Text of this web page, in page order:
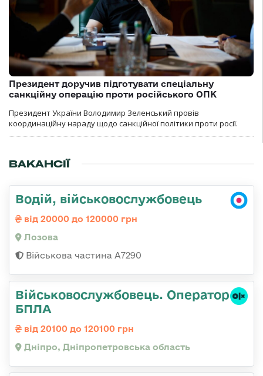
Президент доручив підготувати спеціальну
санкційну операцію проти російського ОПК
Президент України Володимир Зеленський провів
координаційну нараду щодо санкційної політики проти росії.
ВАКАНСІЇ
Водій, військовослужбовець
від 20000 до 120000 грн
Лозова
Військова частина А7290
Військовослужбовець. Оператор
БПЛА
від 20100 до 120100 грн
Дніпро, Дніпропетровська область